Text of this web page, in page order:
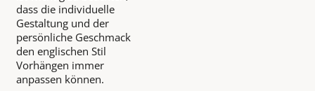
dass die individuelle
Gestaltung und der
persönliche Geschmack
den englischen Stil
Vorhängen immer
anpassen können.